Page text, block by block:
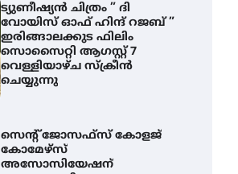
ട്യുണീഷ്യൻ ചിത്രം ” ദി
വോയിസ് ഓഫ് ഹിന്ദ് റജബ് ”
ഇരിങ്ങാലക്കുട ഫിലിം
സൊസൈറ്റി ആഗസ്റ്റ് 7
വെള്ളിയാഴ്ച സ്‌ക്രീൻ
ചെയ്യുന്നു
സെന്റ് ജോസഫ്സ് കോളജ്
കോമേഴ്‌സ്
അസോസിയേഷന്